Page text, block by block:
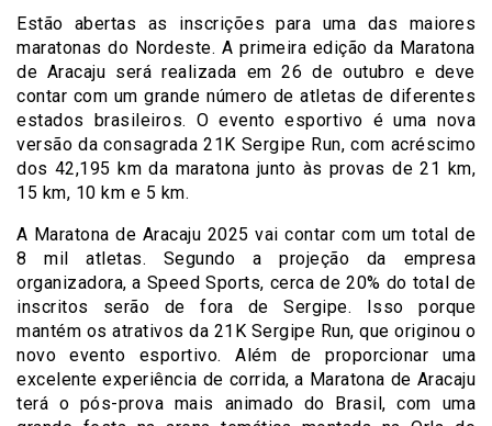
Estão abertas as inscrições para uma das maiores
maratonas do Nordeste. A primeira edição da Maratona
de Aracaju será realizada em 26 de outubro e deve
contar com um grande número de atletas de diferentes
estados brasileiros. O evento esportivo é uma nova
versão da consagrada 21K Sergipe Run, com acréscimo
dos 42,195 km da maratona junto às provas de 21 km,
15 km, 10 km e 5 km.
A Maratona de Aracaju 2025 vai contar com um total de
8 mil atletas. Segundo a projeção da empresa
organizadora, a Speed Sports, cerca de 20% do total de
inscritos serão de fora de Sergipe. Isso porque
mantém os atrativos da 21K Sergipe Run, que originou o
novo evento esportivo. Além de proporcionar uma
excelente experiência de corrida, a Maratona de Aracaju
terá o pós-prova mais animado do Brasil, com uma